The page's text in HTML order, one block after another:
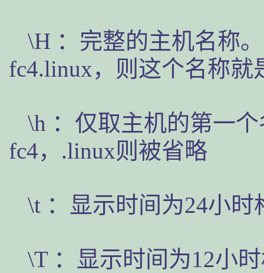
\H ：完整的主机名称
fc4.linux，则这个名称就
\h ：仅取主机的第一
fc4，.linux则被省略
\t ：显示时间为24小
\T ：显示时间为12小